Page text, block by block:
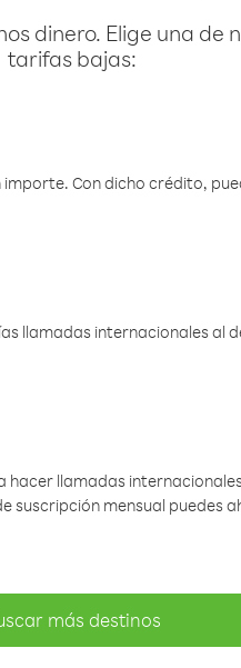
dinero. Elige una de
tarifas bajas:
Con dicho crédito,
llamadas internacionales al
llamadas
suscripción mensual puedes
más destinos